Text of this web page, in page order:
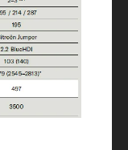
hmotnost*
%